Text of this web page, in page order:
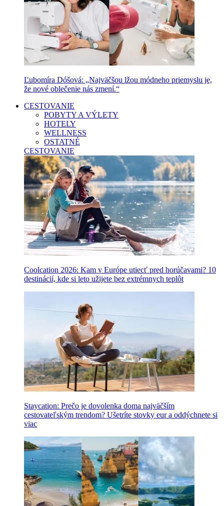
Ľubomíra Dóšová: „Najväčšou lžou módneho priemyslu je,
že nové oblečenie nás zmení.“
CESTOVANIE
POBYTY A VÝLETY
HOTELY
WELLNESS
OSTATNÉ
CESTOVANIE
Coolcation 2026: Kam v Európe utiecť pred horúčavami? 10
destinácií, kde si leto užijete bez extrémnych teplôt
Staycation: Prečo je dovolenka doma najväčším
cestovateľským trendom? Ušetríte stovky eur a oddýchnete si
viac